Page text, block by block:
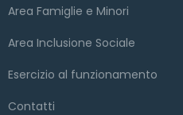
Area Famiglie e Minori
Area Inclusione Sociale
Esercizio al funzionamento
Contatti